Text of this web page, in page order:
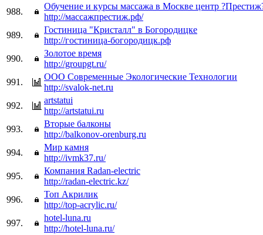
988.
Обучение и курсы массажа в Москве центр
http://массажпрестиж.рф/
989.
Гостиница "Кристалл" в Богородицке
http://гостиница-богородицк.рф
990.
Золотое время
http://groupgt.ru/
991.
ООО Современные Экологические Технологии
http://svalok-net.ru
992.
artstatui
http://artstatui.ru
993.
Вторые балконы
http://balkonov-orenburg.ru
994.
Мир камня
http://ivmk37.ru/
995.
Компания Radan-electric
http://radan-electric.kz/
996.
Топ Акрилик
http://top-acrylic.ru/
997.
hotel-luna.ru
http://hotel-luna.ru/